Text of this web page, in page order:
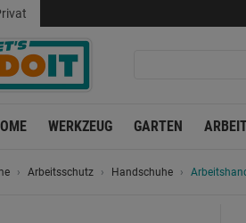
WERKZEUG GARTEN
Arbeitsschutz Handschuhe